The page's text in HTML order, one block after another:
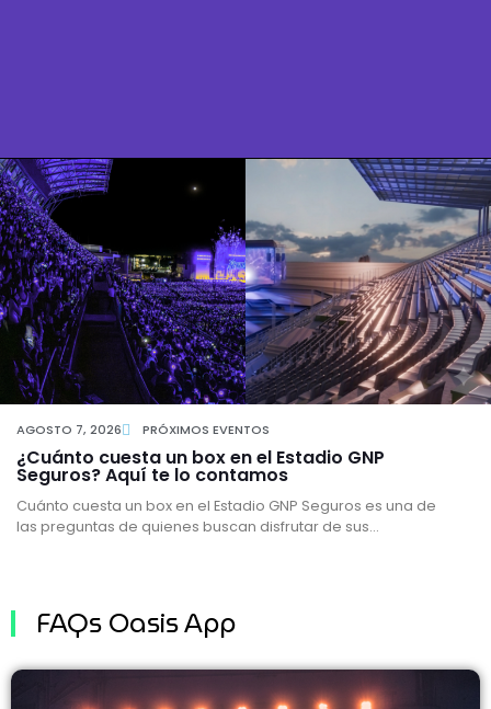
AGOSTO 7, 2026 PRÓXIMOS EVENTOS
¿Cuánto cuesta un box en el Estadio GNP
Seguros? Aquí te lo contamos
Cuánto cuesta un box en el Estadio GNP Seguros es una de
las preguntas de quienes buscan disfrutar de sus...
FAQs Oasis App